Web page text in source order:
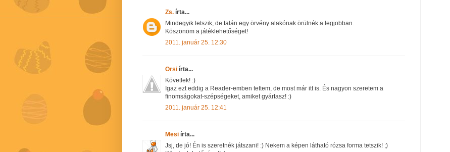
Zs. írta...
Mindegyik tetszik, de talán egy örvény alakónak örülnék a legjobban.
Köszönöm a játéklehetőséget!
2011. január 25. 12:30
Orsi írta...
Követlek! :)
Igaz ezt eddig a Reader-emben tettem, de most már itt is. És nagyon szeretem a
finomságokat-szépségeket, amiket gyártasz! :)
2011. január 25. 12:41
Mesi írta...
Jsj, de jó! Én is szeretnék játszani! :) Nekem a képen látható rózsa forma tetszik! ;)